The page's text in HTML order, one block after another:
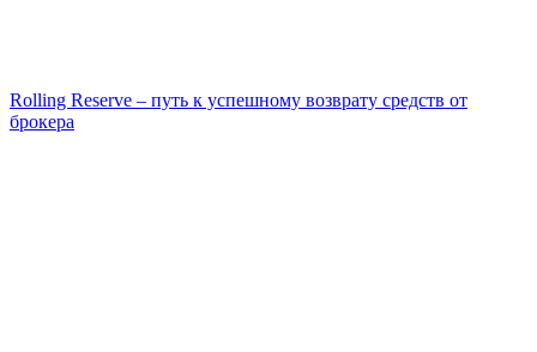
Rolling Reserve – путь к успешному возврату средств от
брокера